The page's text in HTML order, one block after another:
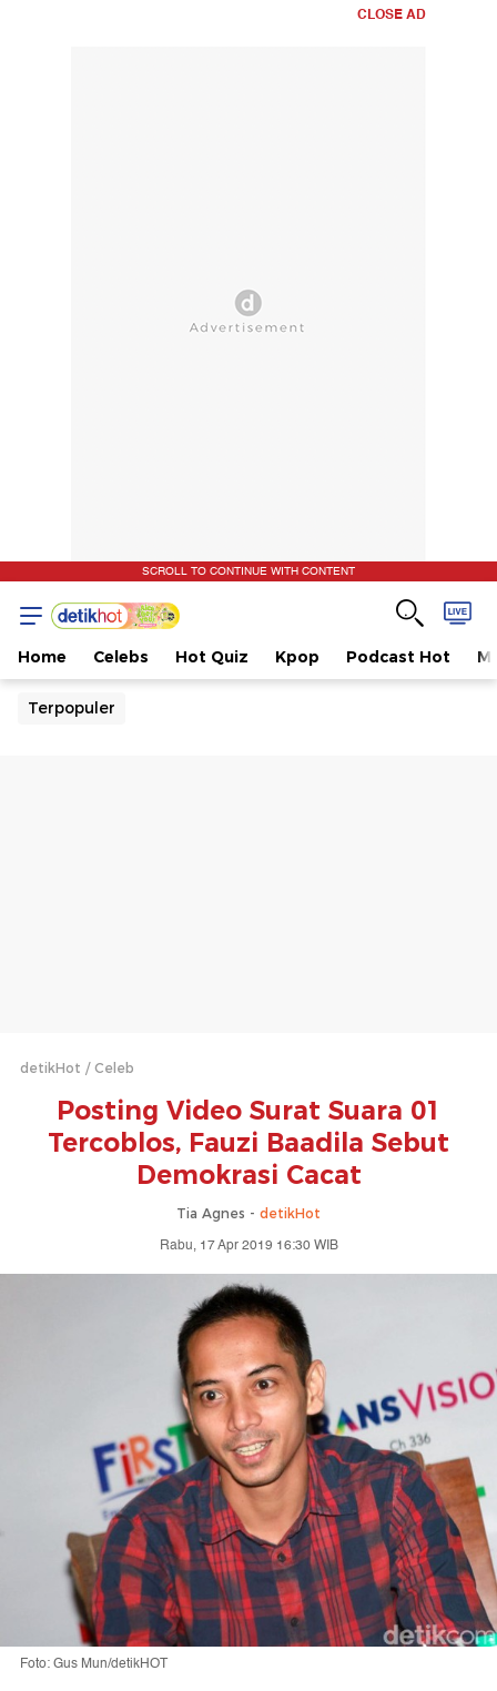
CLOSE AD
SCROLL TO CONTINUE WITH CONTENT
Home Celebs Hot Quiz Kpop Podcast Hot
Terpopuler
detikHot Celeb
Posting Video Surat Suara 01
Tercoblos, Fauzi Baadila Sebut
Demokrasi Cacat
Tia Agnes - detikHot
Rabu, 17 Apr 2019 16:30 WIB
Foto: Gus Mun/detikHOT